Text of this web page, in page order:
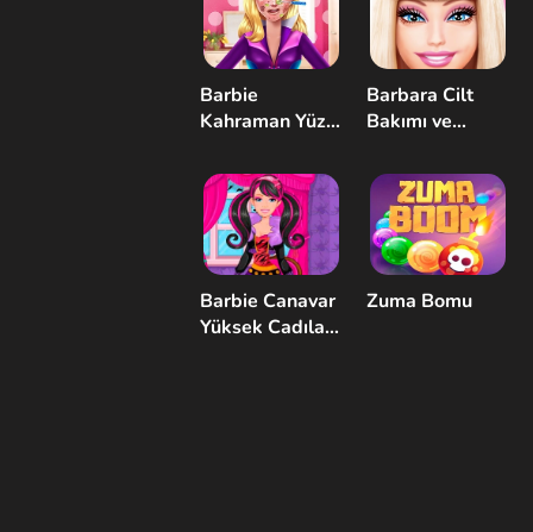
Barbie
Kahraman Yüz
Barbara Cilt
Bakımı ve
Barbie Canavar
Yüksek Cadılar
Zuma Bomu